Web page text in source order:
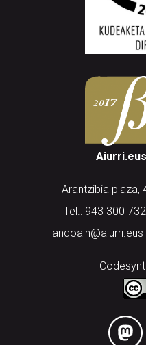
Arantzibia plaza,
Tel.: 943 300